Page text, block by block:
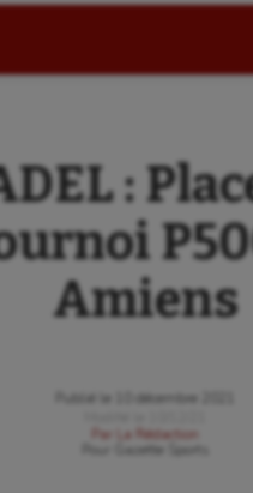
:
Amiens
Publié le
10 décembre 2021
Par
La Rédaction
Gazette Sports